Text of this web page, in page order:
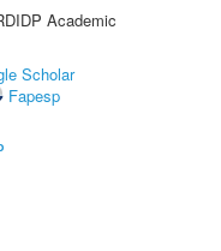
Academic
Scholar
Fapesp